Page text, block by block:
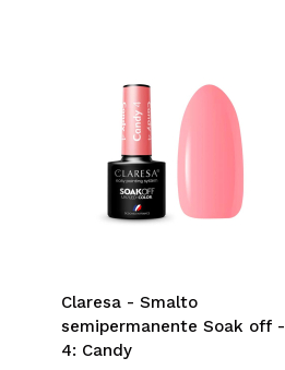
Claresa - Smalto
semipermanente Soak off -
4: Candy